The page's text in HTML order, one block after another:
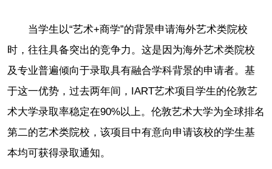
当学生以“艺术+商学”的背景申请海外艺术类院校
时，往往具备突出的竞争力。这是因为海外艺术类院校
及专业普遍倾向于录取具有融合学科背景的申请者。基
于这一优势，过去两年间，IART艺术项目学生的伦敦艺
术大学录取率稳定在90%以上。伦敦艺术大学为全球排名
第二的艺术类院校，该项目中有意向申请该校的学生基
本均可获得录取通知。